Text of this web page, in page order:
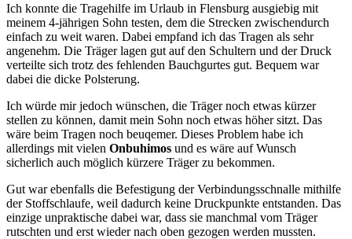
Ich konnte die Tragehilfe im Urlaub in Flensburg ausgiebig mit
meinem 4-jährigen Sohn testen, dem die Strecken zwischendurch
einfach zu weit waren. Dabei empfand ich das Tragen als sehr
angenehm. Die Träger lagen gut auf den Schultern und der Druck
verteilte sich trotz des fehlenden Bauchgurtes gut. Bequem war
dabei die dicke Polsterung.
Ich würde mir jedoch wünschen, die Träger noch etwas kürzer
stellen zu können, damit mein Sohn noch etwas höher sitzt. Das
wäre beim Tragen noch beuqemer. Dieses Problem habe ich
allerdings mit vielen Onbuhimos und es wäre auf Wunsch
sicherlich auch möglich kürzere Träger zu bekommen.
Gut war ebenfalls die Befestigung der Verbindungsschnalle mithilfe
der Stoffschlaufe, weil dadurch keine Druckpunkte entstanden. Das
einzige unpraktische dabei war, dass sie manchmal vom Träger
rutschten und erst wieder nach oben gezogen werden mussten.